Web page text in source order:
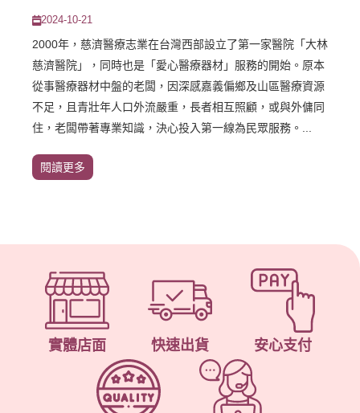
2024-10-21
2000年，慈濟醫療志業在台灣西部設立了第一家醫院「大林
慈濟醫院」，同時也是「愛心醫療器材」服務的開始。原本
從事醫療器材中盤的老闆，因深感嘉義偏鄉及山區醫療資源
不足，且青壯年人口外流嚴重，長者相互照顧，或與外傭同
住，老闆帶著專業知識，決心投入第一線為民眾服務。...
閱讀更多
實體店面 快速出貨 安心支付